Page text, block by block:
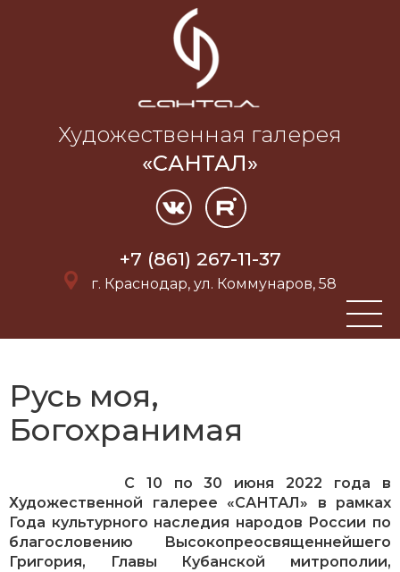
Художественная галерея
«САНТАЛ»
+7 (861) 267-11-37
г. Краснодар, ул. Коммунаров, 58
Русь моя,
Богохранимая
С 10 по 30 июня 2022 года в
Художественной галерее «САНТАЛ» в рамках
Года культурного наследия народов России по
благословению Высокопреосвященнейшего
Григория, Главы Кубанской митрополии,